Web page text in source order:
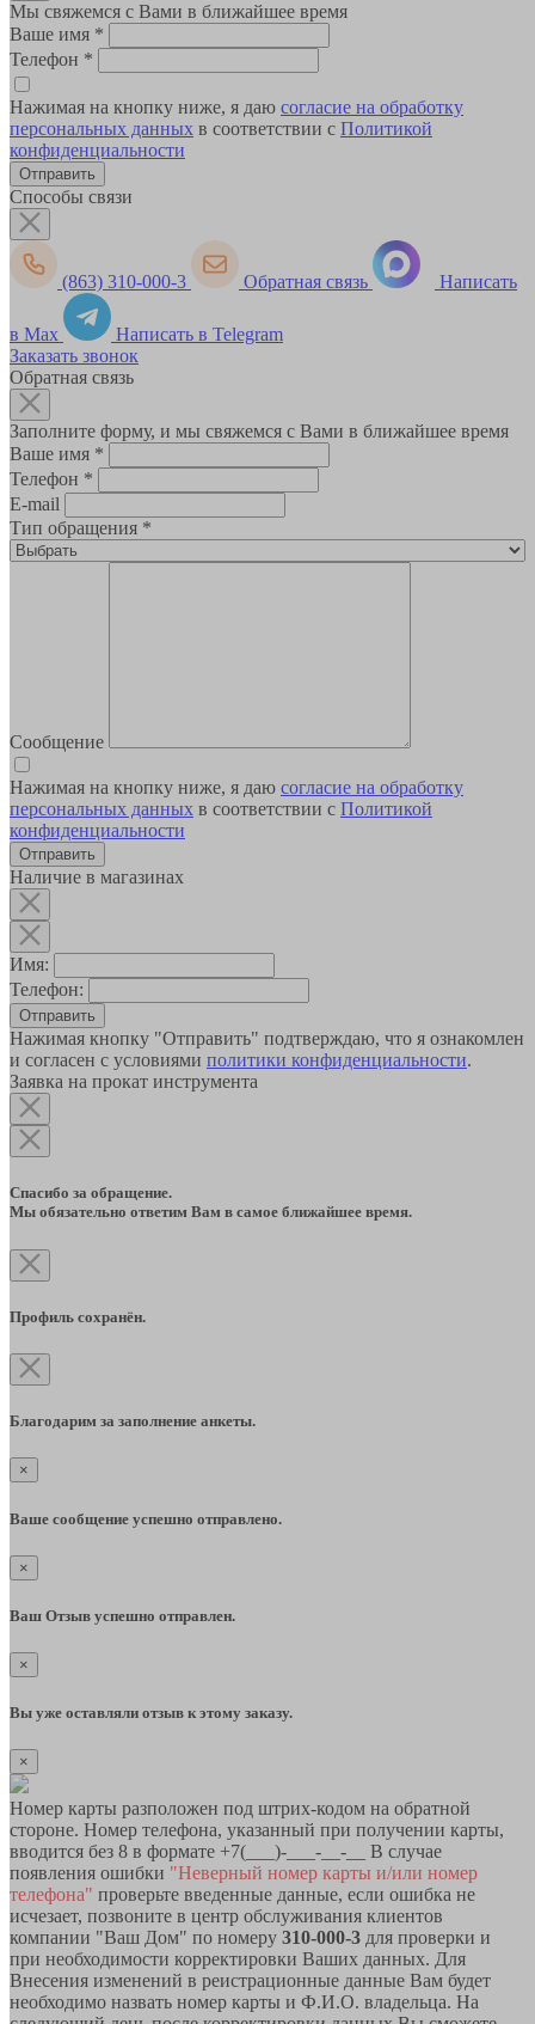
Мы свяжемся с Вами в ближайшее время
Ваше имя *
Телефон *
Нажимая на кнопку ниже, я даю согласие на обработку
персональных данных в соответствии с Политикой
конфиденциальности
Способы связи
(863) 310-000-3 Обратная связь Написать
в Max
Написать в Telegram
Заказать звонок
Обратная связь
Заполните форму, и мы свяжемся с Вами в ближайшее время
Ваше имя *
Телефон *
E-mail
Тип обращения *
Сообщение
Нажимая на кнопку ниже, я даю согласие на обработку
персональных данных в соответствии с Политикой
конфиденциальности
Наличие в магазинах
Имя:
Телефон:
Отправить
Нажимая кнопку "Отправить" подтверждаю, что я ознакомлен
и согласен с условиями политики конфиденциальности.
Заявка на прокат инструмента
Спасибо за обращение.
Мы обязательно ответим Вам в самое ближайшее время.
Профиль сохранён.
Благодарим за заполнение анкеты.
×
Ваше сообщение успешно отправлено.
×
Ваш Отзыв успешно отправлен.
×
Вы уже оставляли отзыв к этому заказу.
×
Номер карты разположен под штрих-кодом на обратной
стороне. Номер телефона, указанный при получении карты,
вводится без 8 в формате +7(___)-___-__-__ В случае
появления ошибки "Неверный номер карты и/или номер
телефона" проверьте введенные данные, если ошибка не
исчезает, позвоните в центр обслуживания клиентов
компании "Ваш Дом" по номеру 310-000-3 для проверки и
при необходимости корректировки Ваших данных. Для
Внесения изменений в реистрационные данные Вам будет
необходимо назвать номер карты и Ф.И.О. владельца. На